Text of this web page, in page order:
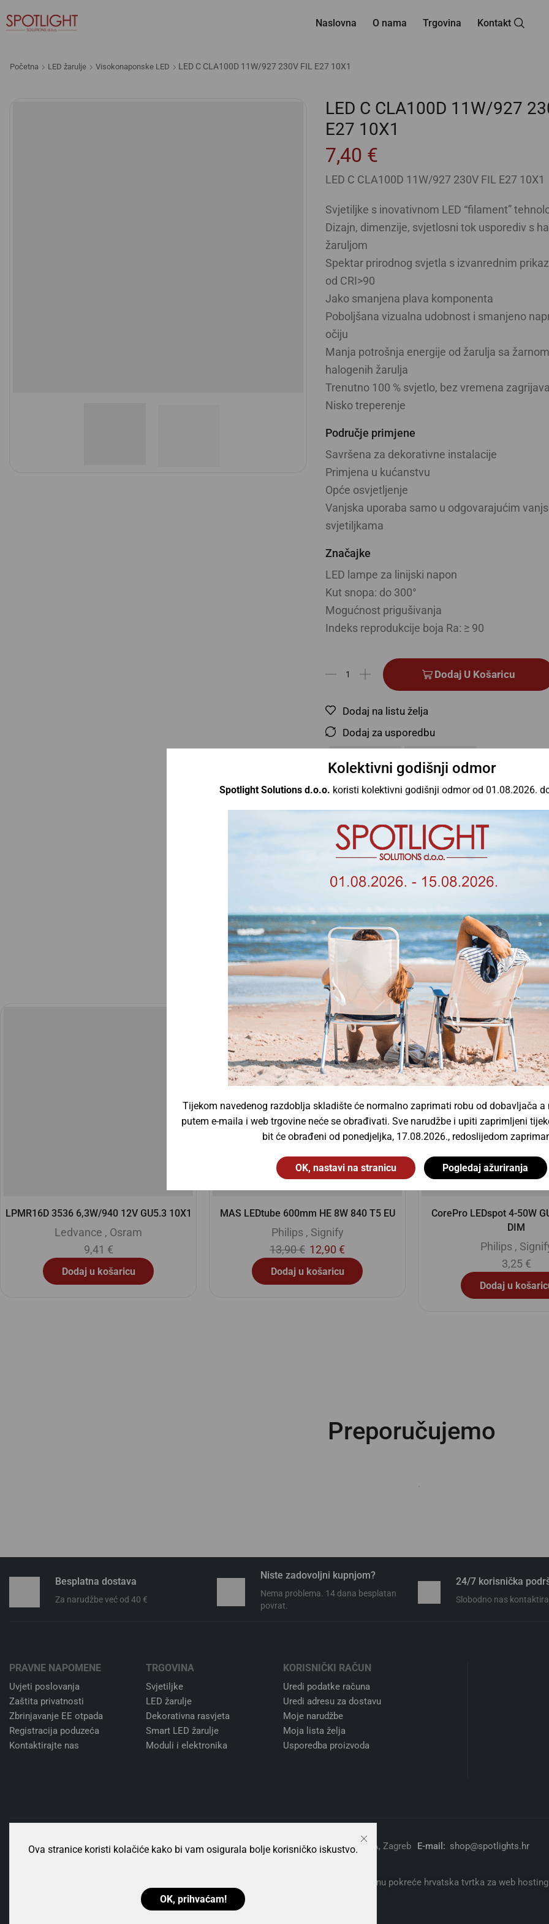
Kolektivni godišnji odmor
Spotlight Solutions d.o.o. koristi kolektivni godišnji odmor od 01.08.2026.
Tijekom navedenog razdoblja skladište će normalno zaprimati robu od dobavljača a
putem e-maila i web trgovine neće se obrađivati. Sve narudžbe i upiti zaprimljeni
bit će obrađeni od ponedjeljka, 17.08.2026., redoslijedom
OK, nastavi na stranicu Pogledaj ažuriranja
Naslovna O nama Trgovina Kontakt
Početna LED žarulje Visokonaponske LED LED C CLA100D 11W/927 230V FIL E27 10X1
LED C CLA100D 11W/927
E27 10X1
7,40 €
LED C CLA100D 11W/927 230V FIL E27 10X1
Svjetiljke s inovativnom LED “filament”
Dizajn, dimenzije, svjetlosni tok usporediv s
žaruljom
Spektar prirodnog svjetla s izvanrednim
od CRI>90
Jako smanjena plava komponenta
Poboljšana vizualna udobnost i smanjeno
očiju
Manja potrošnja energije od žarulja sa
halogenih žarulja
Trenutno 100 % svjetlo, bez vremena
Nisko treperenje
Područje primjene
Savršena za dekorativne instalacije
Primjena u kućanstvu
Opće osvjetljenje
Vanjska uporaba samo u odgovarajućim
svjetiljkama
Značajke
LED lampe za linijski napon
Kut snopa: do 300°
Mogućnost prigušivanja
Indeks reprodukcije boja Ra: ≥ 90
Dodaj U Košaricu
Dodaj na listu želja
Dodaj za usporedbu
,
SKUOS758742
Bar kod4058075758742
Kategorije LED žarulje
Visokonaponske LED
Oznake
visokonaponska,žarulja
Slični proizvodi
MAS LEDtube 600mm HE 8W 840 T5 EU
Philips,Signify
13,90€ 12,90
Dodaj u košaricu
CorePro LEDspot 4-50W GU10 840 36D
DIM
Philips,Signify
Dodaj u košaricu
LPPR16D 10036 9,6W/
10X1
Ledvance ,
8,40 €
Dodaj u
Preporučujemo
CorePro LEDspot 4-50W GU10 827 36D
Philips
3,25
CorePro LEDspot 4-50W GU10 830 36D
DIM
Philips ,Signify
3,25€
Dodaj u košaricu
CorePro LEDspot 4-50W
Ova stranice koristi kolačiće kako bi vam osigurala bolje korisničko iskustvo.
OK, prihvaćam!
Za narudžbe već od 40 €
Nema problema. 14 dana besplatan
Slobodno nas